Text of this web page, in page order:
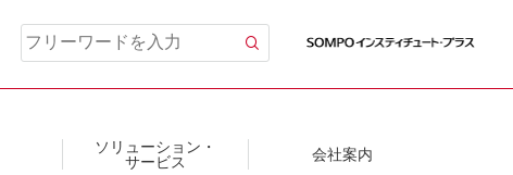
ソリューション・
サービス
会社案内